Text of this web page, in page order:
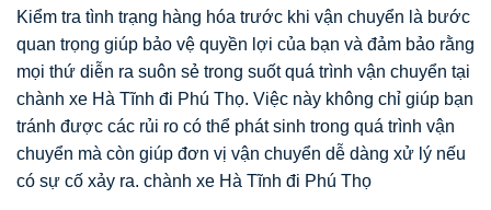
Kiểm tra tình trạng hàng hóa trước khi vận chuyển là bước
quan trọng giúp bảo vệ quyền lợi của bạn và đảm bảo rằng
mọi thứ diễn ra suôn sẻ trong suốt quá trình vận chuyển tại
chành xe Hà Tĩnh đi Phú Thọ. Việc này không chỉ giúp bạn
tránh được các rủi ro có thể phát sinh trong quá trình vận
chuyển mà còn giúp đơn vị vận chuyển dễ dàng xử lý nếu
có sự cố xảy ra. chành xe Hà Tĩnh đi Phú Thọ